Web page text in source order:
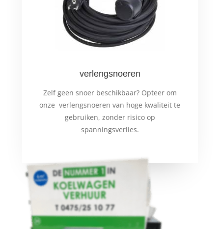
verlengsnoeren
Zelf geen snoer beschikbaar? Opteer om
onze verlengsnoeren van hoge kwaliteit te
gebruiken, zonder risico op
spanningsverlies.